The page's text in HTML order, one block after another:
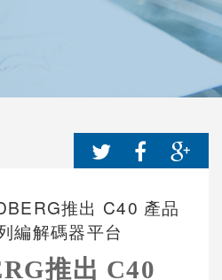
推出 C40 產品
編解碼器平台
推出 C40